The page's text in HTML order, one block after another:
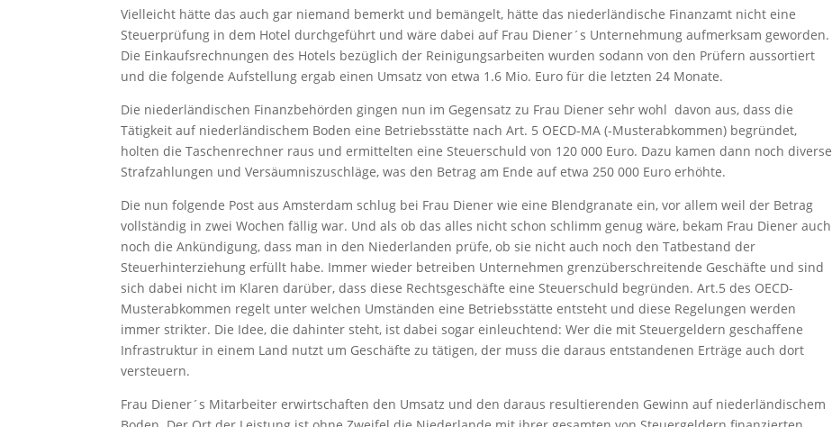
Vielleicht hätte das auch gar niemand bemerkt und bemängelt, hätte das niederländische Finanzamt nicht eine
Steuerprüfung in dem Hotel durchgeführt und wäre dabei auf Frau Diener´s Unternehmung aufmerksam geworden.
Die Einkaufsrechnungen des Hotels bezüglich der Reinigungsarbeiten wurden sodann von den Prüfern aussortiert
und die folgende Aufstellung ergab einen Umsatz von etwa 1.6 Mio. Euro für die letzten 24 Monate.
Die niederländischen Finanzbehörden gingen nun im Gegensatz zu Frau Diener sehr wohl davon aus, dass die
Tätigkeit auf niederländischem Boden eine Betriebsstätte nach Art. 5 OECD-MA (-Musterabkommen) begründet,
holten die Taschenrechner raus und ermittelten eine Steuerschuld von 120 000 Euro. Dazu kamen dann noch diverse
Strafzahlungen und Versäumniszuschläge, was den Betrag am Ende auf etwa 250 000 Euro erhöhte.
Die nun folgende Post aus Amsterdam schlug bei Frau Diener wie eine Blendgranate ein, vor allem weil der Betrag
vollständig in zwei Wochen fällig war. Und als ob das alles nicht schon schlimm genug wäre, bekam Frau Diener auch
noch die Ankündigung, dass man in den Niederlanden prüfe, ob sie nicht auch noch den Tatbestand der
Steuerhinterziehung erfüllt habe. Immer wieder betreiben Unternehmen grenzüberschreitende Geschäfte und sind
sich dabei nicht im Klaren darüber, dass diese Rechtsgeschäfte eine Steuerschuld begründen. Art.5 des OECD-
Musterabkommen regelt unter welchen Umständen eine Betriebsstätte entsteht und diese Regelungen werden
immer strikter. Die Idee, die dahinter steht, ist dabei sogar einleuchtend: Wer die mit Steuergeldern geschaffene
Infrastruktur in einem Land nutzt um Geschäfte zu tätigen, der muss die daraus entstandenen Erträge auch dort
versteuern.
Frau Diener´s Mitarbeiter erwirtschaften den Umsatz und den daraus resultierenden Gewinn auf niederländischem